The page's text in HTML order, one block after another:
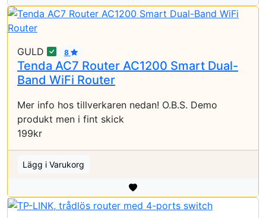
GULD 8
Tenda AC7 Router AC1200 Smart Dual-
Band WiFi Router
Mer info hos tillverkaren nedan! O.B.S. Demo
produkt men i fint skick
199kr
Lägg i Varukorg